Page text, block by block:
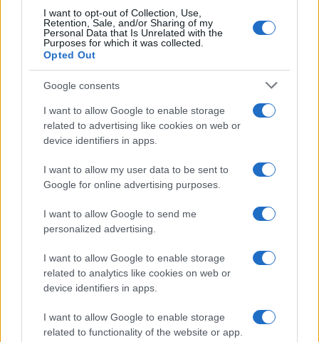
I want to opt-out of Collection, Use,
Retention, Sale, and/or Sharing of my
Personal Data that Is Unrelated with the
Purposes for which it was collected.
Opted Out
Google consents
I want to allow Google to enable storage
related to advertising like cookies on web or
device identifiers in apps.
I want to allow my user data to be sent to
Google for online advertising purposes.
I want to allow Google to send me
personalized advertising.
I want to allow Google to enable storage
related to analytics like cookies on web or
device identifiers in apps.
I want to allow Google to enable storage
related to functionality of the website or app.
Condividi l'articolo
F
a
ce
b
o
o
k
T
w
it
te
r
n
te
re
st
at
s
A
p
p
a
re
Articolo precedente
Prossimo articolo
NOTIZIE RECENTI
Sangue, musica e solidarietà con Avis Olbia al
Meteo Olbia 9 agosto, temperature in calo